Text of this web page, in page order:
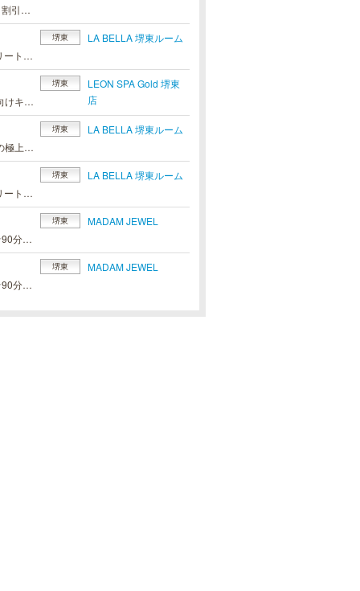
☆゜:*:♪。:*:☆゜フリーV集中OP込み 90分11,000円☆゜:*:。♪:*:☆゜イベント割引コース♪オールタイム適用OK堺東ルーム/様々なタイプのセラピストからお選びいただけます！OP腰下ディープリンパ込み90分11,000円お得なイベントです♪
【おまかせ割】セラピストお任せ(フリーでのご案内)で1000円OFFアロマトリートメントコース100分12000円→100分11000円ラージオイルコース100分15000円→100分14000円※2時間先のご予約まで承ります※セラピストお任せ限定になります※必ずおまかせ割とお伝えください。
堺東 LA BELLA 堺東ルーム
堺東エリア随一のハイグレード空間で、極上の癒しを。＼ただいまご新規様向けキャンペーン開催中／全コース1,000円OFFでご案内いたします。90分 16,000円 → 15,000円120分 21,000円 → 20,000円150分 26,000円 → 25,000円※指名料は別途頂戴いたします初々しさが魅力の新人セラピスト限定プランデビュー直後のセラピストを、指名料込みの特別価格で90分 16,000円120分 21,000円150分 26,000円※他割引との併用不可・新人1名につき1回限り難波ルーム GRAND OPEN！日頃のご愛顧に感謝し、さらなる癒しのステージへ。洗練された空間で、心身ともに満たされるひとときを。皆様のご来店を、心よりお待ちしております。
堺東
LEON SPA Gold 堺東
店
【ご新規様限定☆割引中】☆厳選採用の美魔女セラピスト☆☆ワンランク上の極上の癒しをお約束します☆当店、初めてご利用のお客様限定で全コース2000円OFFでご案内アロマトリートメントコース100分12000円→100分10000円ラージオイルコース100分15000円→100分13000円※ご指名の際は＋1000円頂戴します※75分コースは対象外※プレミアムセラピストは対象外ご利用の際に必ず「リフナビ見た」とお伝え下さい
堺東 LA BELLA 堺東ルーム
【おまかせ割】セラピストお任せ(フリーでのご案内)で1000円OFFアロマトリートメントコース100分12000円→100分11000円ラージオイルコース100分15000円→100分14000円※2時間先のご予約まで承ります※セラピストお任せ限定になります※必ずおまかせ割とお伝えください。
堺東 LA BELLA 堺東ルーム
ご新規様・リピーター様ともに10:00～15:00までのご入室で★2,000円OFF★90分 15,000円⇒13,000円120分 20,000円⇒18,000円受付時にフリー限定割引とお伝えください。※90分コース以上※他との割引併用不可MADAM JEWELが誇るオリジナルラージオイルトリートメントは、徹底的にこだわり抜かれた技術と心遣いで、最初から最後まで極上の癒しを提供いたします。これまでにない新鮮な感覚と、心からリラックスできる至福の体験をお約束します。日々の疲れを忘れ、セラピストの柔らかな手に全てを委ねてみてください。身体だけでなく、心までもほぐされるような贅沢な時間を、ぜひ一度ご堪能くださいませ。
堺東 MADAM JEWEL
ご新規様・リピーター様ともに10:00～15:00までのご入室で★2,000円OFF★90分 15,000円⇒13,000円120分 20,000円⇒18,000円受付時にフリー限定割引とお伝えください。※90分コース以上※他との割引併用不可MADAM JEWELが誇るオリジナルラージオイルトリートメントは、徹底的にこだわり抜かれた技術と心遣いで、最初から最後まで極上の癒しを提供いたします。これまでにない新鮮な感覚と、心からリラックスできる至福の体験をお約束します。日々の疲れを忘れ、セラピストの柔らかな手に全てを委ねてみてください。身体だけでなく、心までもほぐされるような贅沢な時間を、ぜひ一度ご堪能くださいませ。
堺東 MADAM JEWEL